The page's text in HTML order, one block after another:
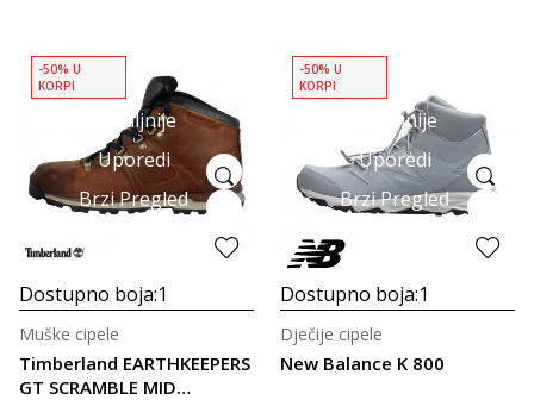
Detaljnije
Uporedi
Brzi Pregled
-50% U
KORPI
Dostupno boja:1
Timberland EARTHKEEPERS
GT SCRAMBLE MID
Muške cipele
Detaljnije
Uporedi
Brzi Pregled
-50% U
KORPI
Dostupno boja:1
New Balance K 800
Dječije cipele